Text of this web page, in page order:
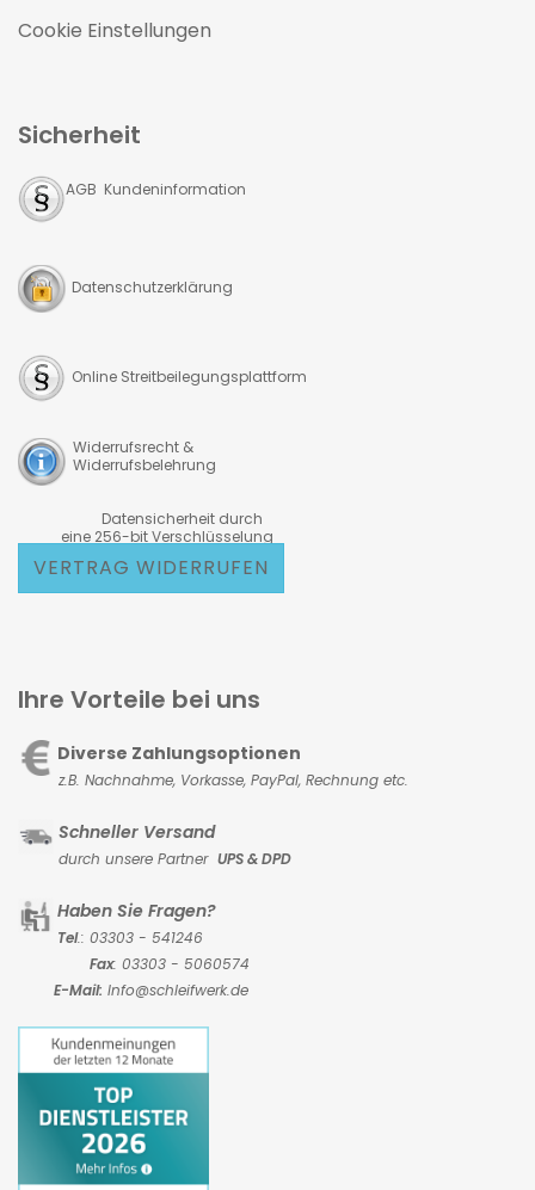
Cookie Einstellungen
Sicherheit
AGB Kundeninformation
Datenschutzerklärung
Online Streitbeilegungsplattform
Widerrufsrecht &
Widerrufsbelehrung
Datensicherheit durch
eine 256-bit Verschlüsselung
VERTRAG WIDERRUFEN
Ihre Vorteile bei uns
Diverse Zahlungsoptionen
z.B. Nachnahme, Vorkasse, PayPal, Rechnung etc.
Schneller Versand
durch unsere Partner UPS & DPD
Haben Sie Fragen?
Tel.: 03303 - 541246
Fax: 03303 - 5060574
E-Mail: Info@schleifwerk.de